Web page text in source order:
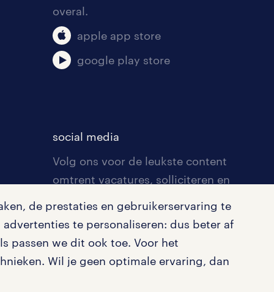
de prestaties en gebruikerservaring te
te personaliseren: dus beter af
passen we dit ook toe. Voor het
Wil je geen optimale ervaring, dan
overal.
apple app store
google play store
social media
Volg ons voor de leukste content
omtrent vacatures, solliciteren en